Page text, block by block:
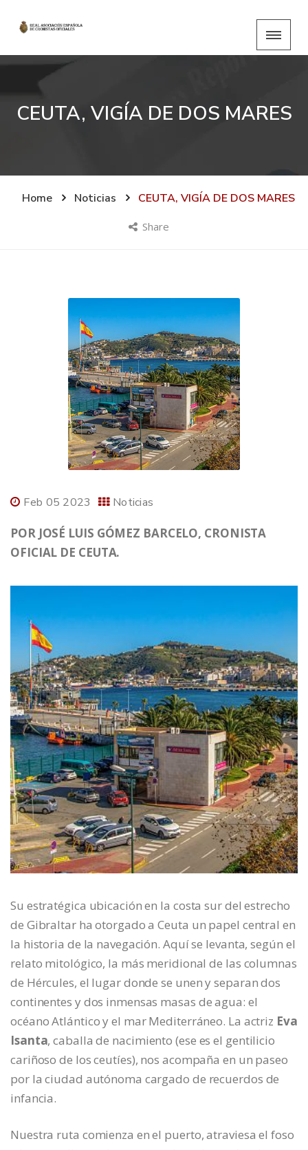
CEUTA, VIGÍA DE DOS MARES
Home Noticias CEUTA, VIGÍA DE DOS MARES
Share
Feb 05 2023 Noticias
POR JOSÉ LUIS GÓMEZ BARCELO, CRONISTA
OFICIAL DE CEUTA.
Su estratégica ubicación en la costa sur del estrecho
de Gibraltar ha otorgado a Ceuta un papel central en
la historia de la navegación. Aquí se levanta, según el
relato mitológico, la más meridional de las columnas
de Hércules, el lugar donde se unen y separan dos
continentes y dos inmensas masas de agua: el
océano Atlántico y el mar Mediterráneo. La actriz Eva
Isanta, caballa de nacimiento (ese es el gentilicio
cariñoso de los ceutíes), nos acompaña en un paseo
por la ciudad autónoma cargado de recuerdos de
infancia.
Nuestra ruta comienza en el puerto, atraviesa el foso